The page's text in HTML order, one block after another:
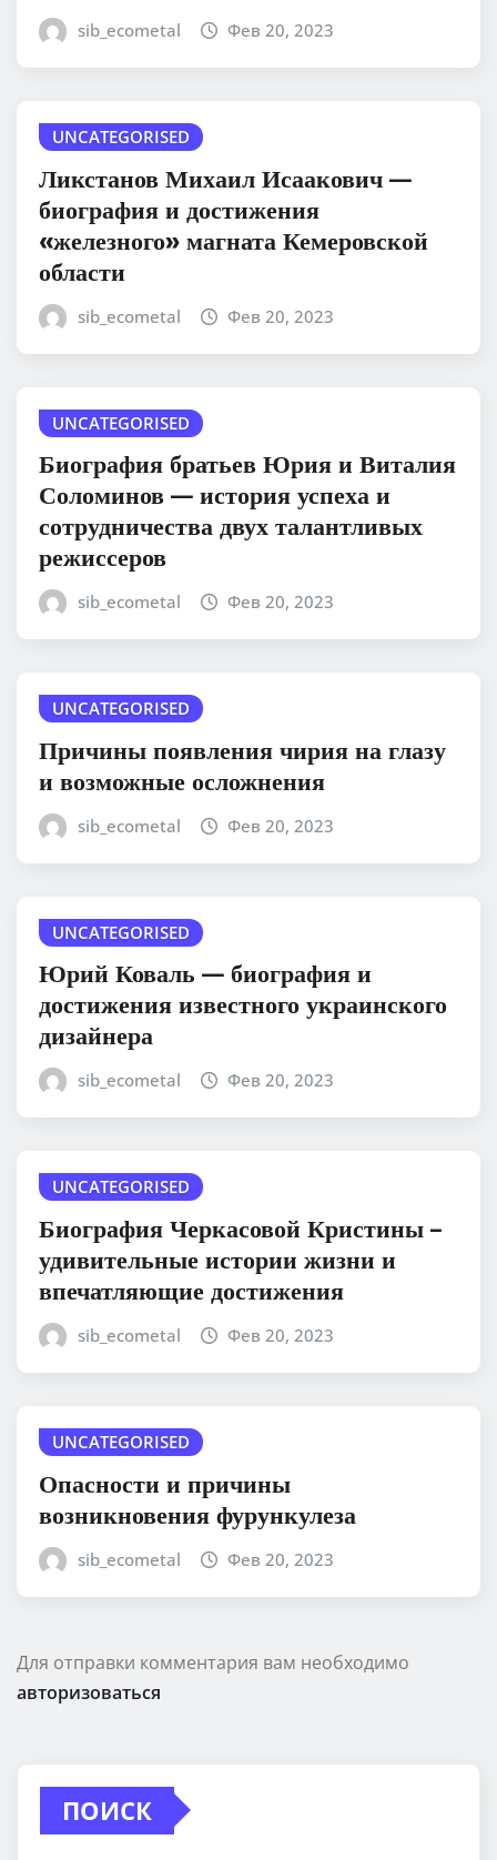
sib_ecometal Фев 20, 2023
UNCATEGORISED
Ликстанов Михаил Исаакович —
биография и достижения
«железного» магната Кемеровской
области
sib_ecometal Фев 20, 2023
UNCATEGORISED
Биография братьев Юрия и Виталия
Соломинов — история успеха и
сотрудничества двух талантливых
режиссеров
sib_ecometal Фев 20, 2023
UNCATEGORISED
Причины появления чирия на глазу
и возможные осложнения
sib_ecometal Фев 20, 2023
UNCATEGORISED
Юрий Коваль — биография и
достижения известного украинского
дизайнера
sib_ecometal Фев 20, 2023
UNCATEGORISED
Биография Черкасовой Кристины –
удивительные истории жизни и
впечатляющие достижения
sib_ecometal Фев 20, 2023
UNCATEGORISED
Опасности и причины
возникновения фурункулеза
sib_ecometal Фев 20, 2023
Для отправки комментария вам необходимо
авторизоваться
ПОИСК